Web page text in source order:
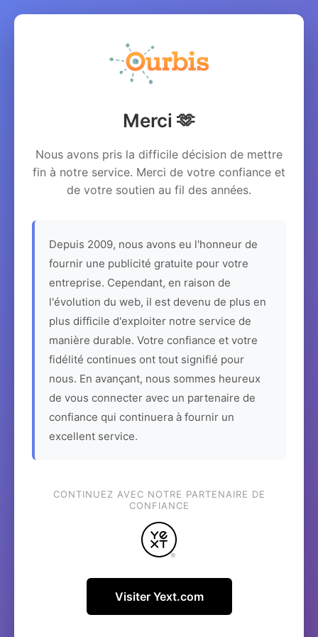
Merci 🫶
Nous avons pris la difficile décision de mettre
fin à notre service. Merci de votre confiance et
de votre soutien au fil des années.
Depuis 2009, nous avons eu l'honneur de
fournir une publicité gratuite pour votre
entreprise. Cependant, en raison de
l'évolution du web, il est devenu de plus en
plus difficile d'exploiter notre service de
manière durable. Votre confiance et votre
fidélité continues ont tout signifié pour
nous. En avançant, nous sommes heureux
de vous connecter avec un partenaire de
confiance qui continuera à fournir un
excellent service.
CONTINUEZ AVEC NOTRE PARTENAIRE DE
CONFIANCE
Visiter Yext.com